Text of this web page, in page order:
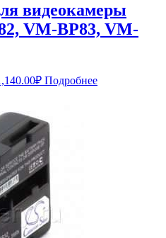
видеокамеры
VM-BP83, VM-
₽Текущая
цена:
Подробнее